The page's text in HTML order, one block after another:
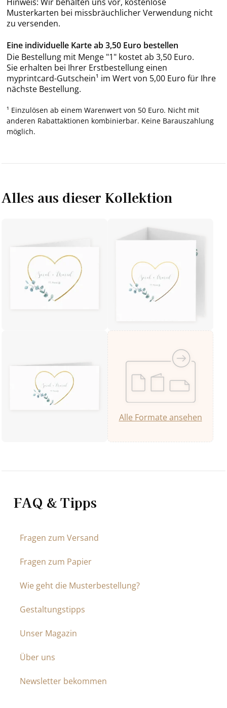
Musterkarten bei missbräuchlicher Verwendung nicht
zu versenden.
Eine individuelle Karte ab 3,50 Euro bestellen
Die Bestellung mit Menge "1" kostet ab 3,50 Euro.
Sie erhalten bei Ihrer Erstbestellung einen
myprintcard-Gutschein¹ im Wert von 5,00 Euro für Ihre
nächste Bestellung.
¹ Einzulösen ab einem Warenwert von 50 Euro. Nicht mit
anderen Rabattaktionen kombinierbar. Keine Barauszahlung
möglich.
Alles aus dieser Kollektion
Alle Formate ansehen
FAQ & Tipps
Fragen zum Versand
Fragen zum Papier
Wie geht die Musterbestellung?
Gestaltungstipps
Unser Magazin
Über uns
Newsletter bekommen